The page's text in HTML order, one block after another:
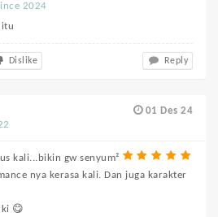
2024
itu
Dislike Reply
01 Des 24
kali...bikin gw senyum²
nya kerasa kali. Dan juga karakter
😋